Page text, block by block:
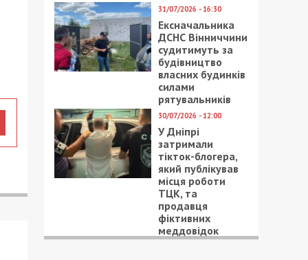
31/07/2026 - 16:30
Ексначальника
ДСНС Вінниччини
судитимуть за
будівництво
власних будинків
силами
рятувальників
30/07/2026 - 12:00
У Дніпрі
затримали
тікток-блогера,
який публікував
місця роботи
ТЦК, та
продавця
фіктивних
меддовідок